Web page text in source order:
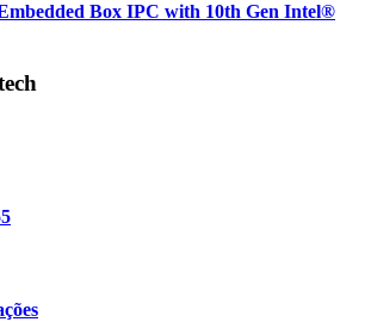
Box IPC with 10th Gen Intel®